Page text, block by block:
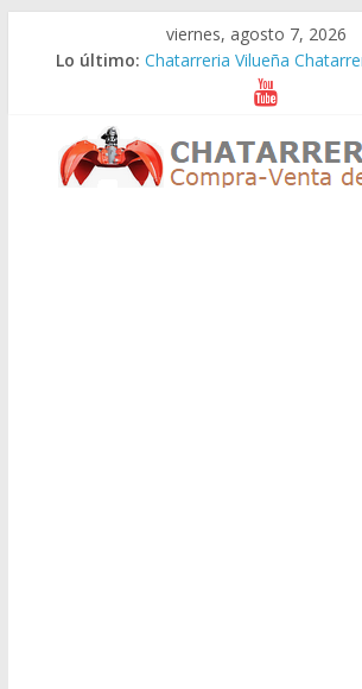
viernes, agosto 7, 2026
Lo último: Chatarreria Vilueña
Chatarreria Zuera
Chatarreria Zaragoza
Chatarreria Zaida
Chatarreria Vistabella